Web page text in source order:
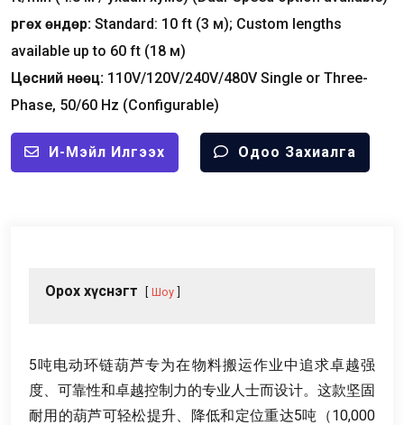
Өргөх өндөр: Standard: 10 ft (3 м); Custom lengths
available up to 60 ft (18 м)
Цөсний нөөц: 110V/120V/240V/480V Single or Three-
Phase, 50/60 Hz (Configurable)
И-Мэйл Илгээх Одоо Захиалга
Орох хүснэгт Шоу
5吨电动环链葫芦专为在物料搬运作业中追求卓越强
度、 可靠性和卓越控制力的专业人士而设计。 这款坚固
耐用的葫芦可轻松提升、 降低和定位重达5吨（10,000